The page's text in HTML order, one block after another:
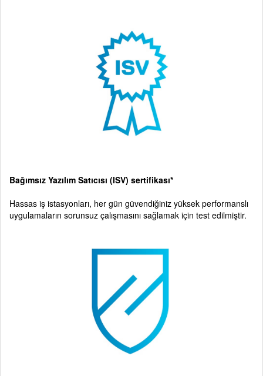
Bağımsız Yazılım Satıcısı (ISV) sertifikası*
Hassas iş istasyonları, her gün güvendiğiniz yüksek performanslı
uygulamaların sorunsuz çalışmasını sağlamak için test edilmiştir.